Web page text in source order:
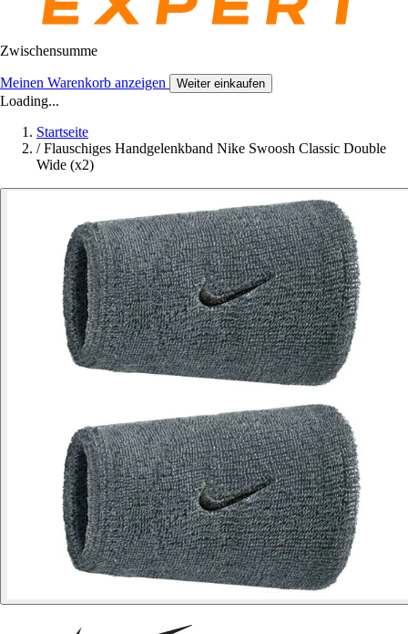
Zwischensumme
Meinen Warenkorb anzeigen Weiter einkaufen
Loading...
Startseite
/ Flauschiges Handgelenkband Nike Swoosh Classic Double
Wide (x2)